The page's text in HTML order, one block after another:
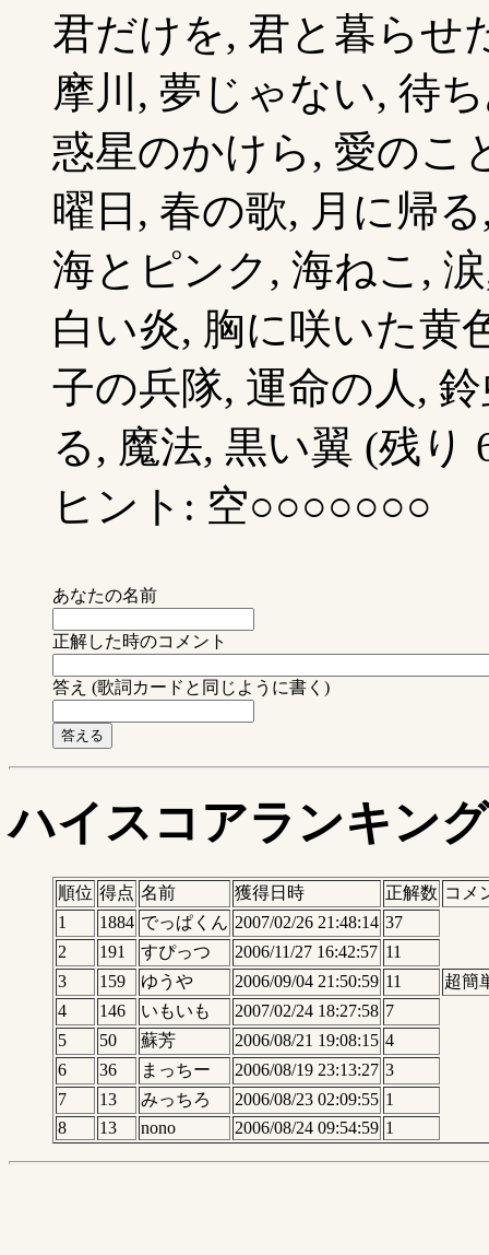
君だけを, 君と暮らせ
摩川, 夢じゃない, 待
惑星のかけら, 愛のこ
曜日, 春の歌, 月に帰
海とピンク, 海ねこ,
白い炎, 胸に咲いた黄
子の兵隊, 運命の人,
る, 魔法, 黒い翼 (残り
ヒント: 空○○○○○○○
あなたの名前
正解した時のコメント
答え (歌詞カードと同じように書く)
ハイスコアランキング
順位 得点 名前 獲得日時 正解数 コメ
1
1884 でっぱくん 2007/02/26 21:48:14 37
2
191 すぴっつ 2006/11/27 16:42:57 11
3
159 ゆうや 2006/09/04 21:50:59 11
超簡
4
146 いもいも 2007/02/24 18:27:58 7
5
50 蘇芳 2006/08/21 19:08:15 4
6
36 まっちー 2006/08/19 23:13:27 3
7
13 みっちろ 2006/08/23 02:09:55 1
8
13 nono 2006/08/24 09:54:59 1